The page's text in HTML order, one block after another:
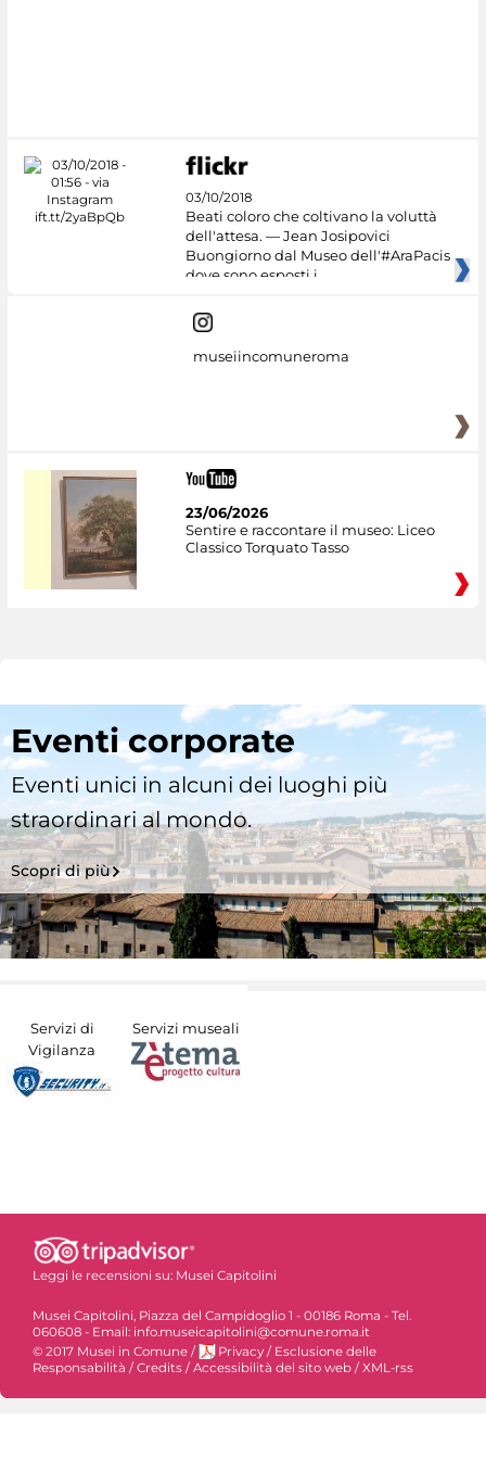
03/10/2018
Beati coloro che coltivano la voluttà
dell'attesa. — Jean Josipovici
Buongiorno dal Museo dell'#AraPacis
dove sono esposti i
museiincomuneroma
23/06/2026
Sentire e raccontare il museo: Liceo
Classico Torquato Tasso
Eventi corporate
Eventi unici in alcuni dei luoghi più
straordinari al mondo.
Scopri di più
Servizi di
Vigilanza
Servizi museali
Leggi le recensioni su: Musei Capitolini
Musei Capitolini, Piazza del Campidoglio 1 - 00186 Roma - Tel.
060608 - Email: info.museicapitolini@comune.roma.it
© 2017 Musei in Comune / Privacy / Esclusione delle
Responsabilità /Credits /Accessibilità del sito web /XML-rss